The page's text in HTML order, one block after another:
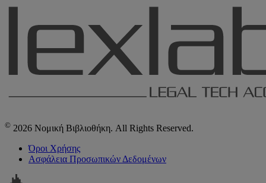
© 2026 Νομική Βιβλιοθήκη. All Rights Reserved.
Όροι Χρήσης
Ασφάλεια Προσωπικών Δεδομένων